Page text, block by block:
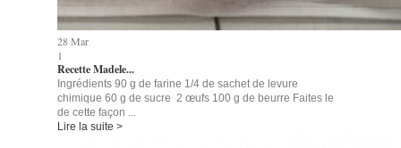
28Mar
1
Recette Madele...
Ingrédients 90 g de farine 1/4 de sachet de levure
chimique 60 g de sucre 2 œufs 100 g de beurre Faites le
de cette façon ...
Lire la suite >